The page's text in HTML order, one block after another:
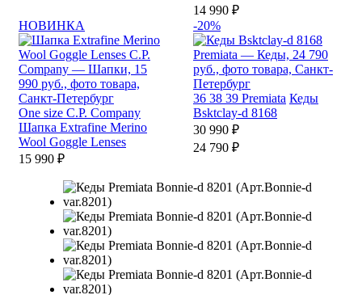
14 990 ₽
НОВИНКА
One size C.P. Company
Шапка Extrafine Merino
Wool Goggle Lenses
15 990 ₽
-20%
36 38 39 Premiata Кеды
Bsktclay-d 8168
30 990 ₽
24 790 ₽